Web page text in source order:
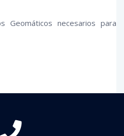
Geomáticos necesarios para